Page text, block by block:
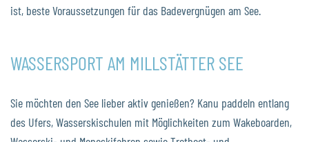
ist, beste Voraussetzungen für das Badevergnügen am See.
WASSERSPORT AM MILLSTÄTTER SEE
Sie möchten den See lieber aktiv genießen? Kanu paddeln entlang
des Ufers, Wasserskischulen mit Möglichkeiten zum Wakeboarden,